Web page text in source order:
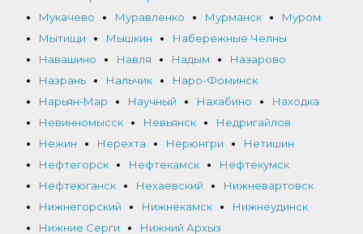
Мукачево
Муравленко Мурманск
Муром
Мытищи
Мышкин
Набережные Челны
Навашино
Навля Надым
Назарово
Назрань
Нальчик
Наро-Фоминск
Нарьян-Мар
Научный Нахабино
Находка
Невинномысск
Невьянск
Недригайлов
Нежин
Нерехта Нерюнгри
Нетишин
Нефтегорск
Нефтекамск
Нефтекумск
Нефтеюганск
Нехаевский
Нижневартовск
Нижнегорский
Нижнекамск
Нижнеудинск
Нижние Серги
Нижний Архыз